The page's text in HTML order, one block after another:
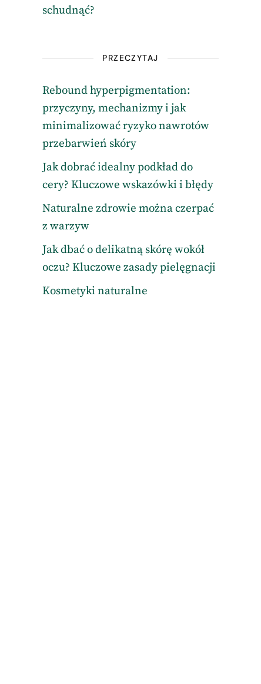
schudnąć?
PRZECZYTAJ
Rebound hyperpigmentation:
przyczyny, mechanizmy i jak
minimalizować ryzyko nawrotów
przebarwień skóry
Jak dobrać idealny podkład do
cery? Kluczowe wskazówki i błędy
Naturalne zdrowie można czerpać
z warzyw
Jak dbać o delikatną skórę wokół
oczu? Kluczowe zasady pielęgnacji
Kosmetyki naturalne